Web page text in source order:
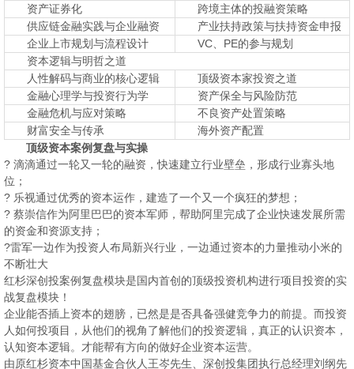
资产证券化
跨境主体的投融资策略
供应链金融实践与企业融资
产业扶持政策与扶持资金申报
企业上市规划与流程设计
VC、PE的参与规划
资本逻辑与明哲之道
人性解码与商业的核心逻辑
顶级资本家投资之道
金融心理学与投资行为学
资产保全与风险防范
金融危机与应对策略
不良资产处置策略
财富安全与传承
海外资产配置
顶级资本案例复盘与实操
? 滴滴通过一轮又一轮的融资，快速建立行业壁垒，形成行业寡头地
位；
? 乐视通过优秀的资本运作，建造了一个又一个疯狂的梦想；
? 蔡崇信作为阿里巴巴的资本军师，帮助阿里完成了企业快速发展所需
的资金和资源支持；
?雷军一边作为投资人布局新兴行业，一边通过资本的力量推动小米的
不断壮大
红杉深创投案例复盘模块是国内首创的顶级投资机构进行项目投资的实
战复盘模块！
企业能否插上资本的翅膀，已然是是否具备强健竞争力的前提。而投资
人如何投项目，从他们的视角了解他们的投资逻辑，真正的认识资本，
认知资本逻辑。才能帮有方向的做好企业资本运营。
由原红杉资本中国基金合伙人王岑先生、深创投集团执行总经理刘纲先